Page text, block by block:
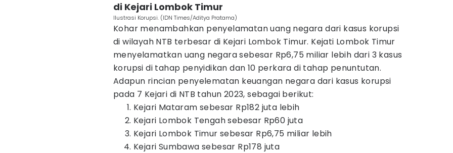
di Kejari Lombok Timur
Ilustrasi Korupsi. (IDN Times/Aditya Pratama)
Kohar menambahkan penyelamatan uang negara dari kasus korupsi
di wilayah NTB terbesar di Kejari Lombok Timur. Kejati Lombok Timur
menyelamatkan uang negara sebesar Rp6,75 miliar lebih dari 3 kasus
korupsi di tahap penyidikan dan 10 perkara di tahap penuntutan.
Adapun rincian penyelematan keuangan negara dari kasus korupsi
pada 7 Kejari di NTB tahun 2023, sebagai berikut:
Kejari Mataram sebesar Rp182 juta lebih
Kejari Lombok Tengah sebesar Rp60 juta
Kejari Lombok Timur sebesar Rp6,75 miliar lebih
Kejari Sumbawa sebesar Rp178 juta